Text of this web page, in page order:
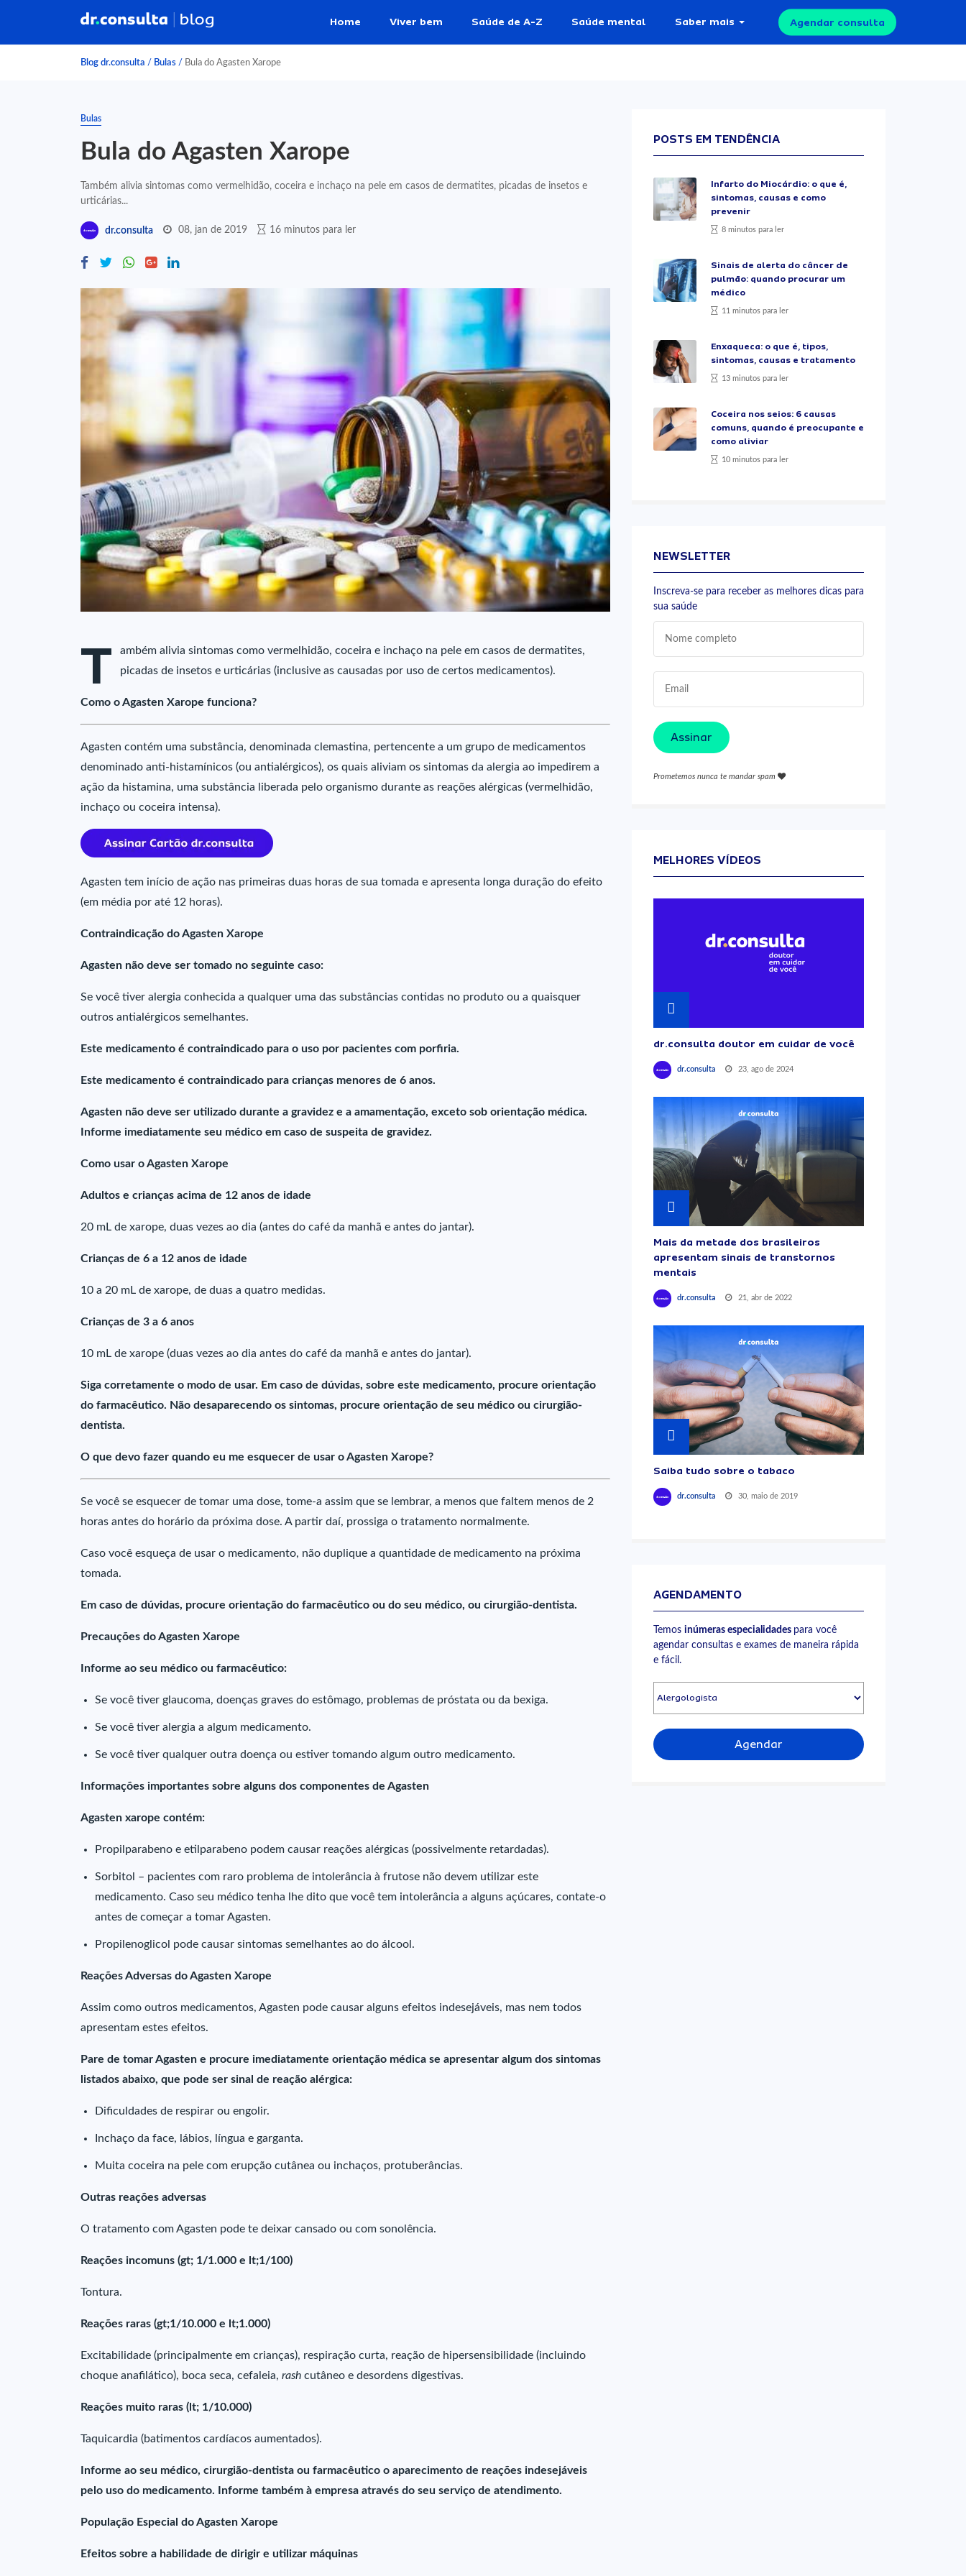
Home Viver bem Saúde de A-Z Saúde mental Saber mais Agendar consulta
Blog dr.consulta / Bulas / Bula do Agasten Xarope
Bulas
Bula do Agasten Xarope
Também alivia sintomas como vermelhidão, coceira e inchaço na pele em casos de dermatites, picadas de insetos e
urticárias...
dr.consulta 08, jan de 2019 16 minutos para ler
T
ambém alivia sintomas como vermelhidão, coceira e inchaço na pele em casos de dermatites,
picadas de insetos e urticárias (inclusive as causadas por uso de certos medicamentos).
Como o Agasten Xarope funciona?
Agasten contém uma substância, denominada clemastina, pertencente a um grupo de medicamentos
denominado anti-histamínicos (ou antialérgicos), os quais aliviam os sintomas da alergia ao impedirem a
ação da histamina, uma substância liberada pelo organismo durante as reações alérgicas (vermelhidão,
inchaço ou coceira intensa).
Agasten tem início de ação nas primeiras duas horas de sua tomada e apresenta longa duração do efeito
(em média por até 12 horas).
Contraindicação do Agasten Xarope
Agasten não deve ser tomado no seguinte caso:
Se você tiver alergia conhecida a qualquer uma das substâncias contidas no produto ou a quaisquer
outros antialérgicos semelhantes.
Este medicamento é contraindicado para o uso por pacientes com porfiria.
Este medicamento é contraindicado para crianças menores de 6 anos.
Agasten não deve ser utilizado durante a gravidez e a amamentação, exceto sob orientação médica.
Informe imediatamente seu médico em caso de suspeita de gravidez.
Como usar o Agasten Xarope
Adultos e crianças acima de 12 anos de idade
20 mL de xarope, duas vezes ao dia (antes do café da manhã e antes do jantar).
Crianças de 6 a 12 anos de idade
10 a 20 mL de xarope, de duas a quatro medidas.
Crianças de 3 a 6 anos
10 mL de xarope (duas vezes ao dia antes do café da manhã e antes do jantar).
Siga corretamente o modo de usar. Em caso de dúvidas, sobre este medicamento, procure orientação
do farmacêutico. Não desaparecendo os sintomas, procure orientação de seu médico ou cirurgião-
dentista.
O que devo fazer quando eu me esquecer de usar o Agasten Xarope?
Se você se esquecer de tomar uma dose, tome-a assim que se lembrar, a menos que faltem menos de 2
horas antes do horário da próxima dose. A partir daí, prossiga o tratamento normalmente.
Caso você esqueça de usar o medicamento, não duplique a quantidade de medicamento na próxima
tomada.
Em caso de dúvidas, procure orientação do farmacêutico ou do seu médico, ou cirurgião-dentista.
Precauções do Agasten Xarope
Informe ao seu médico ou farmacêutico:
Se você tiver glaucoma, doenças graves do estômago, problemas de próstata ou da bexiga.
Se você tiver alergia a algum medicamento.
Se você tiver qualquer outra doença ou estiver tomando algum outro medicamento.
Informações importantes sobre alguns dos componentes de Agasten
Agasten xarope contém:
Propilparabeno e etilparabeno podem causar reações alérgicas (possivelmente retardadas).
Sorbitol – pacientes com raro problema de intolerância à frutose não devem utilizar este
medicamento. Caso seu médico tenha lhe dito que você tem intolerância a alguns açúcares, contate-o
antes de começar a tomar Agasten.
Propilenoglicol pode causar sintomas semelhantes ao do álcool.
Reações Adversas do Agasten Xarope
Assim como outros medicamentos, Agasten pode causar alguns efeitos indesejáveis, mas nem todos
apresentam estes efeitos.
Pare de tomar Agasten e procure imediatamente orientação médica se apresentar algum dos sintomas
listados abaixo, que pode ser sinal de reação alérgica:
Dificuldades de respirar ou engolir.
Inchaço da face, lábios, língua e garganta.
Muita coceira na pele com erupção cutânea ou inchaços, protuberâncias.
Outras reações adversas
O tratamento com Agasten pode te deixar cansado ou com sonolência.
Reações incomuns (gt; 1/1.000 e lt;1/100)
Tontura.
Reações raras (gt;1/10.000 e lt;1.000)
Excitabilidade (principalmente em crianças), respiração curta, reação de hipersensibilidade (incluindo
choque anafilático), boca seca, cefaleia, rash cutâneo e desordens digestivas.
Reações muito raras (lt; 1/10.000)
Taquicardia (batimentos cardíacos aumentados).
Informe ao seu médico, cirurgião-dentista ou farmacêutico o aparecimento de reações indesejáveis
pelo uso do medicamento. Informe também à empresa através do seu serviço de atendimento.
População Especial do Agasten Xarope
Efeitos sobre a habilidade de dirigir e utilizar máquinas
POSTS EM TENDÊNCIA
Infarto do Miocárdio: o que é,
sintomas, causas e como
prevenir
8 minutos para ler
Sinais de alerta do câncer de
pulmão: quando procurar um
médico
11 minutos para ler
Enxaqueca: o que é, tipos,
sintomas, causas e tratamento
13 minutos para ler
Coceira nos seios: 6 causas
comuns, quando é preocupante e
como aliviar
10 minutos para ler
NEWSLETTER
Inscreva-se para receber as melhores dicas para
sua saúde
Assinar
Prometemos nunca te mandar spam
MELHORES VÍDEOS
dr.consulta doutor em cuidar de você
dr.consulta 23, ago de 2024
Mais da metade dos brasileiros
apresentam sinais de transtornos
mentais
dr.consulta 21, abr de 2022
Saiba tudo sobre o tabaco
dr.consulta 30, maio de 2019
AGENDAMENTO
Temos inúmeras especialidades para você
agendar consultas e exames de maneira rápida
e fácil.
Agendar